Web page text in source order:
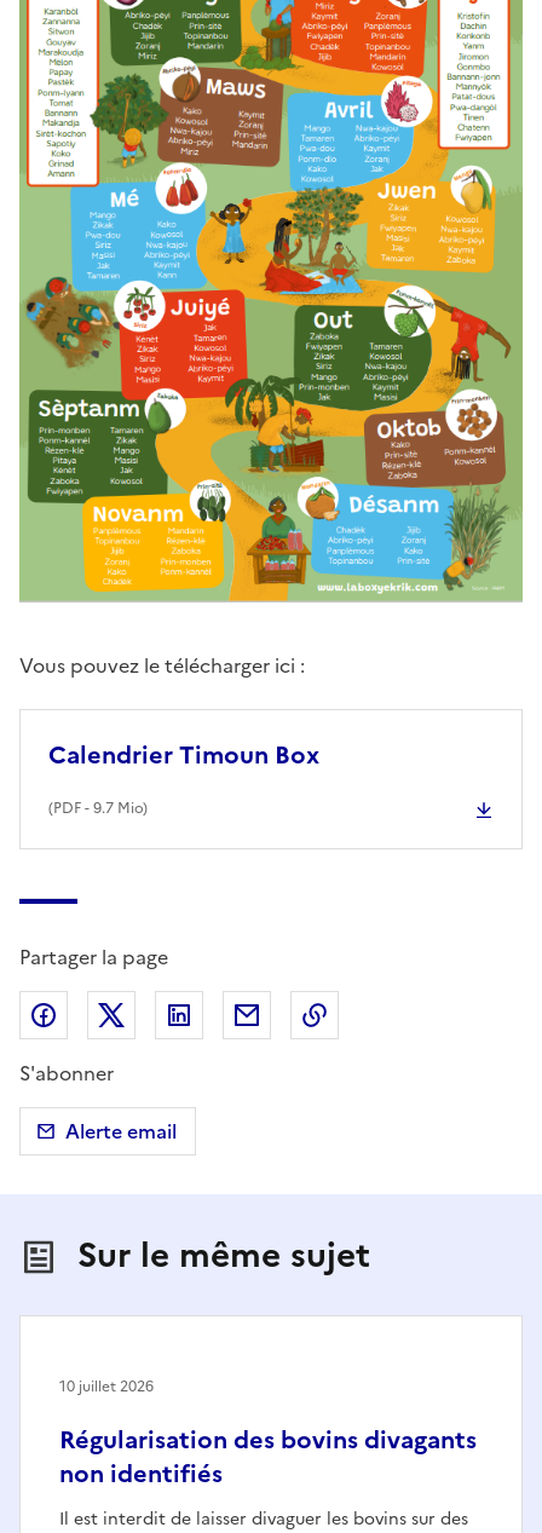
Vous pouvez le télécharger ici :
Calendrier Timoun Box
(PDF- 9.7 Mio)
Partager la page
Partager sur Facebook
Partager sur X (anciennement Twitter)
Partager sur LinkedIn
Partager par email
S'abonner
Alerte email
Sur le même sujet
Régularisation des bovins divagants
non identifiés
Il est interdit de laisser divaguer les bovins sur des
10 juillet 2026